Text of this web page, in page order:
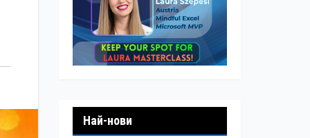
Най-нови